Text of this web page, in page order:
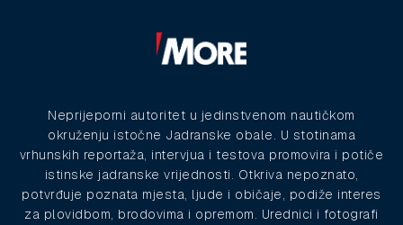
Neprijeporni autoritet u jedinstvenom nautičkom
okruženju istočne Jadranske obale. U stotinama
vrhunskih reportaža, intervjua i testova promovira i potiče
istinske jadranske vrijednosti. Otkriva nepoznato,
potvrđuje poznata mjesta, ljude i običaje, podiže interes
za plovidbom, brodovima i opremom. Urednici i fotografi